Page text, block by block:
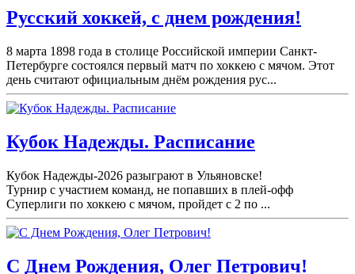
Русский хоккей, с днем рождения!
8 марта 1898 года в столице Российской империи Санкт-
Петербурге состоялся первый матч по хоккею с мячом. Этот
день считают официальным днём рождения рус...
Кубок Надежды. Расписание
Кубок Надежды-2026 разыграют в Ульяновске!
Турнир с участием команд, не попавших в плей-офф
Суперлиги по хоккею с мячом, пройдет с 2 по ...
С Днем Рождения, Олег Петрович!